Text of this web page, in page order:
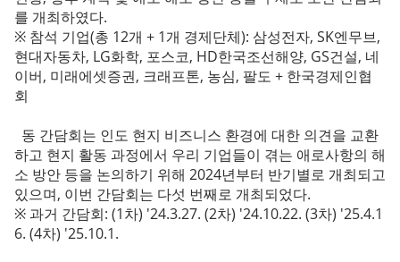
를 개최하였다.
※ 참석 기업(총 12개 + 1개 경제단체): 삼성전자, SK엔무브,
현대자동차, LG화학, 포스코, HD한국조선해양, GS건설, 네
이버, 미래에셋증권, 크래프톤, 농심, 팔도 + 한국경제인협
회
동 간담회는 인도 현지 비즈니스 환경에 대한 의견을 교환
하고 현지 활동 과정에서 우리 기업들이 겪는 애로사항의 해
소 방안 등을 논의하기 위해 2024년부터 반기별로 개최되고
있으며, 이번 간담회는 다섯 번째로 개최되었다.
※ 과거 간담회: (1차) '24.3.27. (2차) '24.10.22. (3차) '25.4.1
6. (4차) '25.10.1.